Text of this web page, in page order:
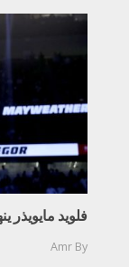
فلويد مايويذر
By
Amr